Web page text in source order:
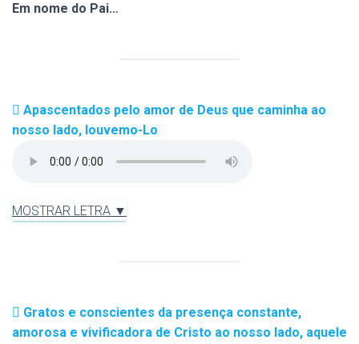
Em nome do Pai…
Apascentados pelo amor de Deus que caminha ao
nosso lado, louvemo-Lo
MOSTRAR LETRA ▼
Gratos e conscientes da presença constante,
amorosa e vivificadora de Cristo ao nosso lado, aquele